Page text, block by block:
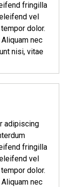
fringilla
vel
dolor.
nec
nisi, vitae
adipiscing
fringilla
vel
dolor.
nec